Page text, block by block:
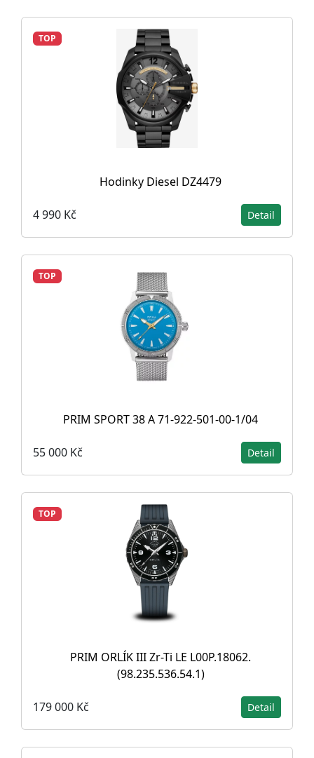
TOP
Hodinky Diesel DZ4479
4 990 Kč Detail
TOP
PRIM SPORT 38 A 71-922-501-00-1/04
55 000 Kč Detail
TOP
PRIM ORLÍK III Zr-Ti LE L00P.18062.
(98.235.536.54.1)
179 000 Kč Detail